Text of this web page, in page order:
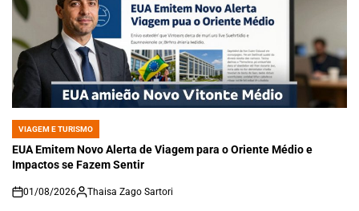
POSTED
IN
VIAGEM E TURISMO
EUA Emitem Novo Alerta de Viagem para o Oriente Médio e
Impactos se Fazem Sentir
on
01/08/2026 Thaisa Zago Sartori